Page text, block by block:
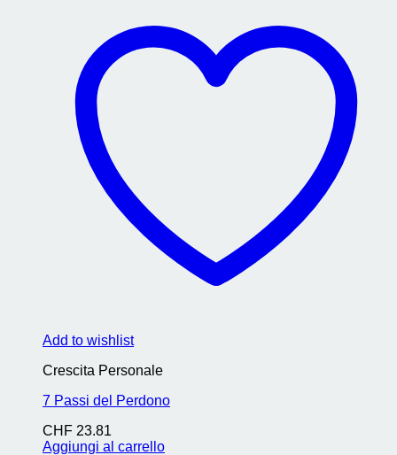
Add to wishlist
Crescita Personale
7 Passi del Perdono
CHF 23.81
Aggiungi al carrello